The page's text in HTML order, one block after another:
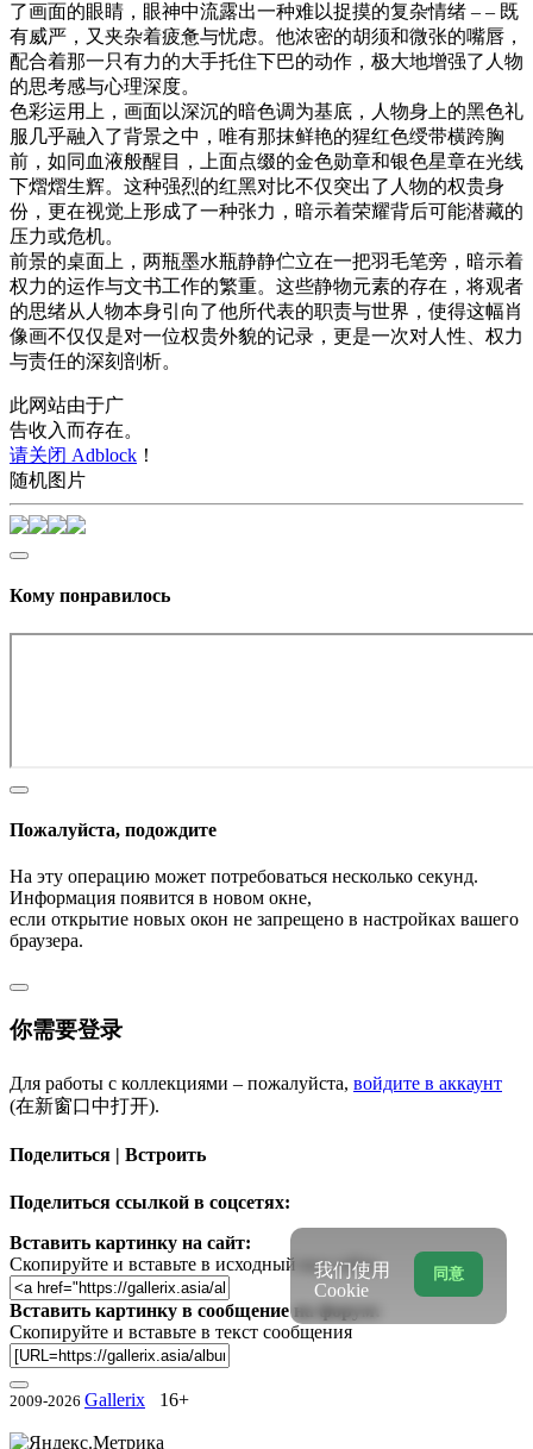
了画面的眼睛，眼神中流露出一种难以捉摸的复杂情绪 – – 既
有威严，又夹杂着疲惫与忧虑。他浓密的胡须和微张的嘴唇，
配合着那一只有力的大手托住下巴的动作，极大地增强了人物
的思考感与心理深度。
色彩运用上，画面以深沉的暗色调为基底，人物身上的黑色礼
服几乎融入了背景之中，唯有那抹鲜艳的猩红色绶带横跨胸
前，如同血液般醒目，上面点缀的金色勋章和银色星章在光线
下熠熠生辉。这种强烈的红黑对比不仅突出了人物的权贵身
份，更在视觉上形成了一种张力，暗示着荣耀背后可能潜藏的
压力或危机。
前景的桌面上，两瓶墨水瓶静静伫立在一把羽毛笔旁，暗示着
权力的运作与文书工作的繁重。这些静物元素的存在，将观者
的思绪从人物本身引向了他所代表的职责与世界，使得这幅肖
像画不仅仅是对一位权贵外貌的记录，更是一次对人性、权力
与责任的深刻剖析。
此网站由于广
告收入而存在。
请关闭 Adblock ！
随机图片
Кому понравилось
Пожалуйста, подождите
На эту операцию может потребоваться несколько секунд.
Информация появится в новом окне,
если открытие новых окон не запрещено в настройках вашего
браузера.
你需要登录
Для работы с коллекциями – пожалуйста, войдите в аккаунт
(在新窗口中打开).
Поделиться | Встроить
Поделиться ссылкой в соцсетях:
Вставить картинку на сайт:
Скопируйте и вставьте в исходный код сайта
Вставить картинку в сообщение на форум:
Скопируйте и вставьте в текст сообщения
2009-2026 Gallerix 16+
同意
我们使用
Cookie